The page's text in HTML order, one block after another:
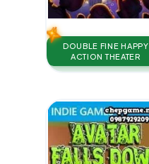
DOUBLE FINE HAPPY
ACTION THEATER